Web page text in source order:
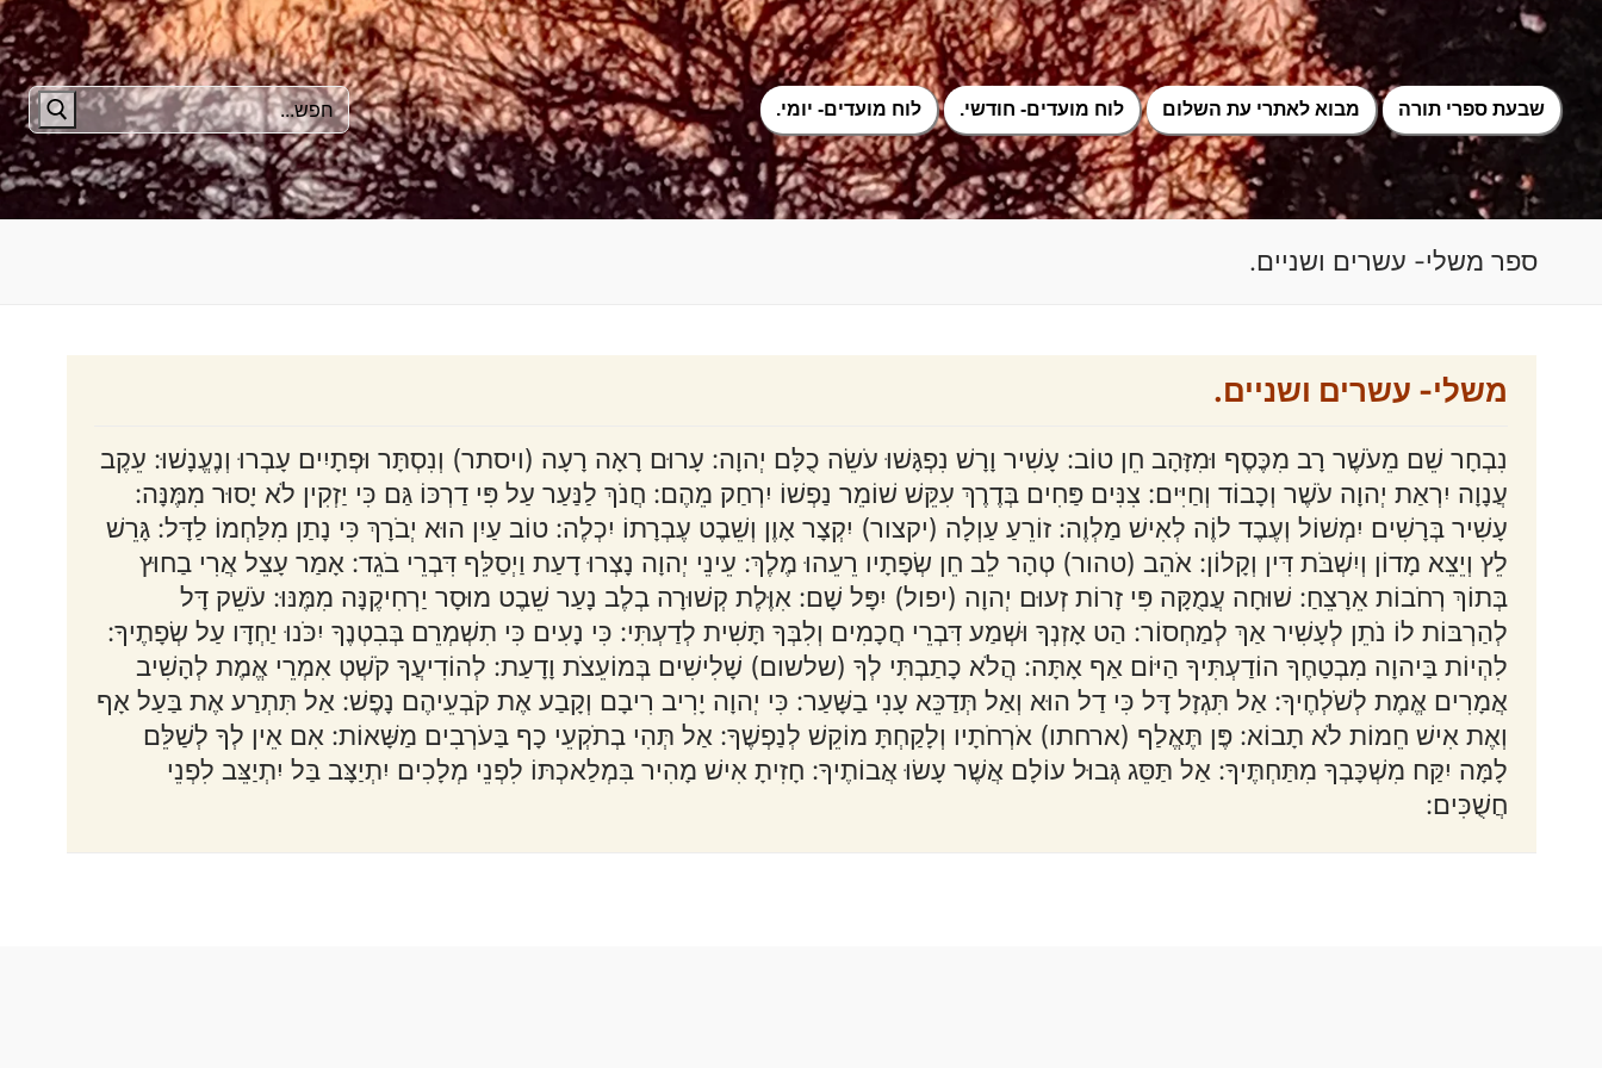
לוח מועדים- יומי. לוח מועדים- חודשי. מבוא לאתרי עת השלום שבעת ספרי תורה חפש:
ספר משלי- עשרים ושניים.
משלי- עשרים ושניים.
נִבְחָר שֵׁם מֵעֹשֶׁר רָב מִכֶּסֶף וּמִזָּהָב חֵן טוֹב: עָשִׁיר וָרָשׁ נִפְגָּשׁוּ עֹשֵׂה כֻלָּם יְהוָה: עָרוּם רָאָה רָעָה (ויסתר) וְנִסְתָּר וּפְתָיִים עָבְרוּ וְנֶעֱנָשׁוּ: עֵקֶב
עֲנָוָה יִרְאַת יְהוָה עֹשֶׁר וְכָבוֹד וְחַיִּים: צִנִּים פַּחִים בְּדֶרֶךְ עִקֵּשׁ שׁוֹמֵר נַפְשׁוֹ יִרְחַק מֵהֶם: חֲנֹךְ לַנַּעַר עַל פִּי דַרְכּוֹ גַּם כִּי יַזְקִין לֹא יָסוּר מִמֶּנָּה:
עָשִׁיר בְּרָשִׁים יִמְשׁוֹל וְעֶבֶד לוֶֹה לְאִישׁ מַלְוֶה: זוֹרֵעַ עַוְלָה (יקצור) יִקְצָר אָוֶן וְשֵׁבֶט עֶבְרָתוֹ יִכְלֶה: טוֹב עַיִן הוּא יְבֹרָךְ כִּי נָתַן מִלַּחְמוֹ לַדָּל: גָּרֵשׁ
לֵץ וְיֵצֵא מָדוֹן וְיִשְׁבֹּת דִּין וְקָלוֹן: אֹהֵב (טהור) טְהָר לֵב חֵן שְׂפָתָיו רֵעֵהוּ מֶלֶךְ: עֵינֵי יְהוָה נָצְרוּ דָעַת וַיְסַלֵּף דִּבְרֵי בֹגֵד: אָמַר עָצֵל אֲרִי בַחוּץ
בְּתוֹךְ רְחֹבוֹת אֵרָצֵחַ: שׁוּחָה עֲמֻקָּה פִּי זָרוֹת זְעוּם יְהוָה (יפול) יִפָּל שָׁם: אִוֶּלֶת קְשׁוּרָה בְלֶב נָעַר שֵׁבֶט מוּסָר יַרְחִיקֶנָּה מִמֶּנּוּ: עֹשֵׁק דָּל
לְהַרְבּוֹת לוֹ נֹתֵן לְעָשִׁיר אַךְ לְמַחְסוֹר: הַט אָזְנְךָ וּשְׁמַע דִּבְרֵי חֲכָמִים וְלִבְּךָ תָּשִׁית לְדַעְתִּי: כִּי נָעִים כִּי תִשְׁמְרֵם בְּבִטְנֶךָ יִכֹּנוּ יַחְדָּו עַל שְׂפָתֶיךָ:
לִהְיוֹת בַּיהוָה מִבְטַחֶךָ הוֹדַעְתִּיךָ הַיּוֹם אַף אָתָּה: הֲלֹא כָתַבְתִּי לְךָ (שלשום) שָׁלִישִׁים בְּמוֹעֵצֹת וָדָעַת: לְהוֹדִיעֲךָ קֹשְׁטְ אִמְרֵי אֱמֶת לְהָשִׁיב
אֲמָרִים אֱמֶת לְשֹׁלְחֶיךָ: אַל תִּגְזָל דָּל כִּי דַל הוּא וְאַל תְּדַכֵּא עָנִי בַשָּׁעַר: כִּי יְהוָה יָרִיב רִיבָם וְקָבַע אֶת קֹבְעֵיהֶם נָפֶשׁ: אַל תִּתְרַע אֶת בַּעַל אָף
וְאֶת אִישׁ חֵמוֹת לֹא תָבוֹא: פֶּן תֶּאֱלַף (ארחתו) אֹרְחֹתָיו וְלָקַחְתָּ מוֹקֵשׁ לְנַפְשֶׁךָ: אַל תְּהִי בְתֹקְעֵי כָף בַּעֹרְבִים מַשָּׁאוֹת: אִם אֵין לְךָ לְשַׁלֵּם
לָמָּה יִקַּח מִשְׁכָּבְךָ מִתַּחְתֶּיךָ: אַל תַּסֵּג גְּבוּל עוֹלָם אֲשֶׁר עָשׂוּ אֲבוֹתֶיךָ: חָזִיתָ אִישׁ מָהִיר בִּמְלַאכְתּוֹ לִפְנֵי מְלָכִים יִתְיַצָּב בַּל יִתְיַצֵּב לִפְנֵי
חֲשֻׁכִּים: